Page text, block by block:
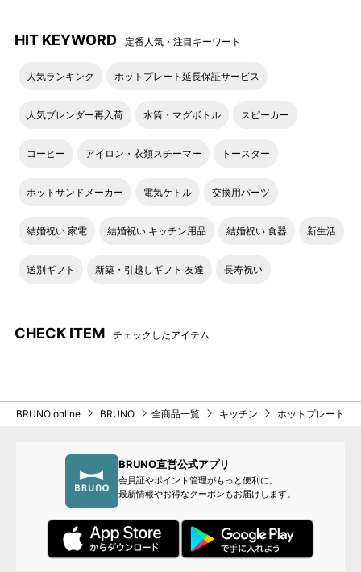
HIT KEYWORD 定番人気・注目キーワード
人気ランキング ホットプレート延長保証サービス
人気ブレンダー再入荷 水筒・マグボトル スピーカー
コーヒー アイロン・衣類スチーマー トースター
ホットサンドメーカー 電気ケトル 交換用パーツ
結婚祝い 家電 結婚祝い キッチン用品 結婚祝い 食器 新生活
送別ギフト 新築・引越しギフト 友達 長寿祝い
CHECK ITEM チェックしたアイテム
BRUNO online BRUNO 全商品一覧 キッチン ホットプレート
BRUNO直営公式アプリ
会員証やポイント管理がもっと便利に。
最新情報やお得なクーポンもお届けします。